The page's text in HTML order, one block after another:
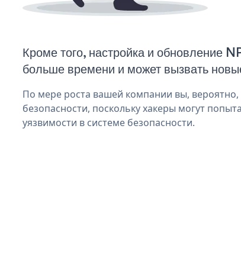
Кроме того, настройка и обновление
больше времени и может вызвать
По мере роста вашей компании вы, вероятно,
безопасности, поскольку хакеры могут
уязвимости в системе безопасности.